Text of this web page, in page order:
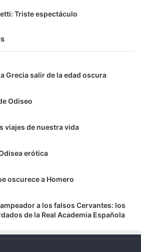
Triste espectáculo
a Grecia salir de la edad oscura
Odiseo
viajes de nuestra vida
erótica
oscurece a Homero
a los falsos Cervantes: los
de la Real Academia Española